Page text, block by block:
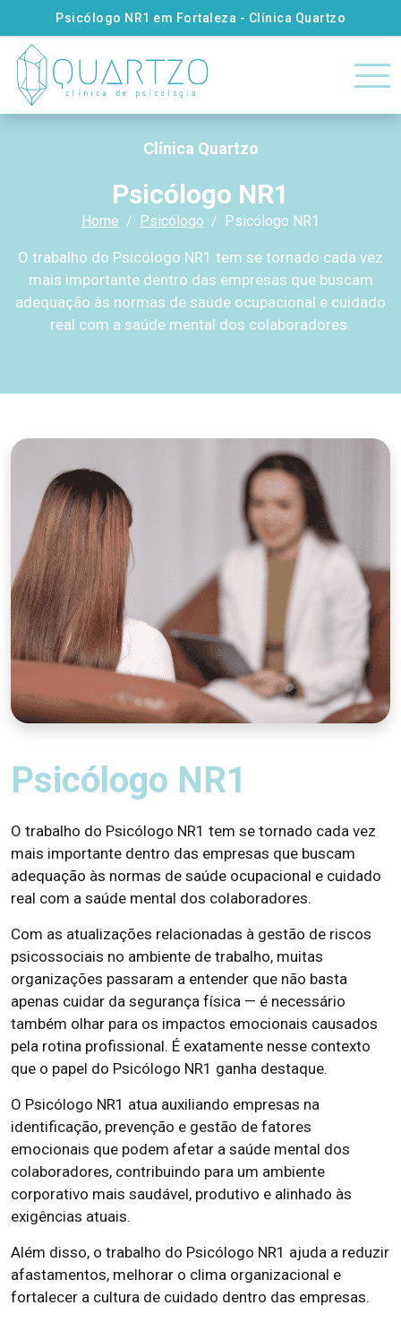
Psicólogo NR1 em Fortaleza - Clínica Quartzo
Clínica Quartzo
Psicólogo NR1
Home Psicólogo Psicólogo NR1
O trabalho do Psicólogo NR1 tem se tornado cada vez
mais importante dentro das empresas que buscam
adequação às normas de saúde ocupacional e cuidado
real com a saúde mental dos colaboradores.
Psicólogo NR1
O trabalho do Psicólogo NR1 tem se tornado cada vez
mais importante dentro das empresas que buscam
adequação às normas de saúde ocupacional e cuidado
real com a saúde mental dos colaboradores.
Com as atualizações relacionadas à gestão de riscos
psicossociais no ambiente de trabalho, muitas
organizações passaram a entender que não basta
apenas cuidar da segurança física — é necessário
também olhar para os impactos emocionais causados
pela rotina profissional. É exatamente nesse contexto
que o papel do Psicólogo NR1 ganha destaque.
O Psicólogo NR1 atua auxiliando empresas na
identificação, prevenção e gestão de fatores
emocionais que podem afetar a saúde mental dos
colaboradores, contribuindo para um ambiente
corporativo mais saudável, produtivo e alinhado às
exigências atuais.
Além disso, o trabalho do Psicólogo NR1 ajuda a reduzir
afastamentos, melhorar o clima organizacional e
fortalecer a cultura de cuidado dentro das empresas.